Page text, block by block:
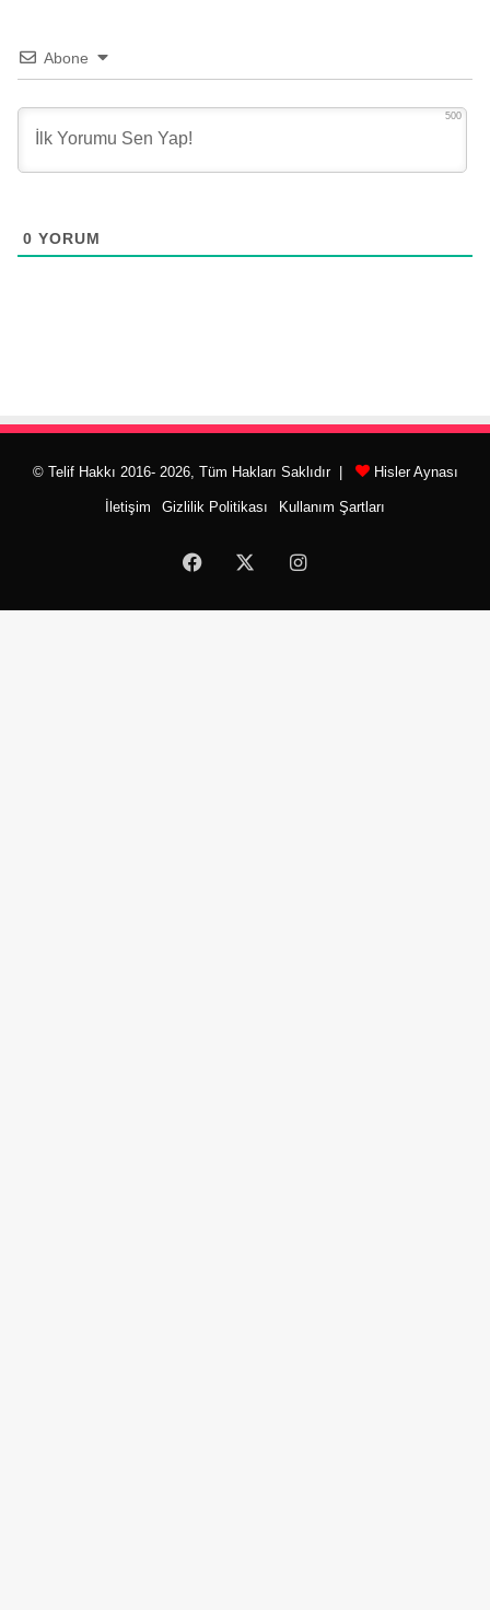
Abone
500
0 YORUM
© Telif Hakkı 2016- 2026, Tüm Hakları Saklıdır | Hisler Aynası
İletişim Gizlilik Politikası Kullanım Şartları
Facebook Instagram